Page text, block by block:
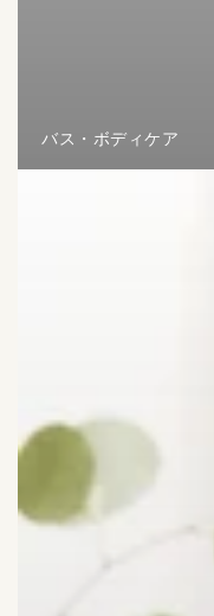
バス・ボディケア